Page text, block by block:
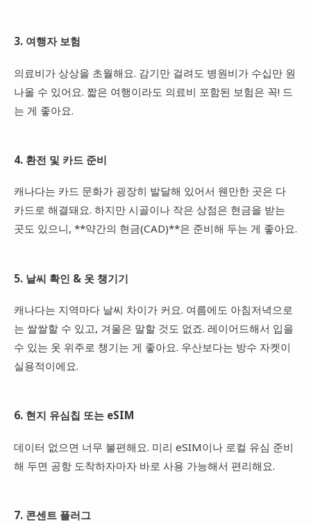
3. 여행자 보험
의료비가 상상을 초월해요. 감기만 걸려도 병원비가 수십만 원
나올 수 있어요. 짧은 여행이라도 의료비 포함된 보험은 꼭! 드
는 게 좋아요.
4. 환전 및 카드 준비
캐나다는 카드 문화가 굉장히 발달해 있어서 웬만한 곳은 다
카드로 해결돼요. 하지만 시골이나 작은 상점은 현금을 받는
곳도 있으니, **약간의 현금(CAD)**은 준비해 두는 게 좋아요.
5. 날씨 확인 & 옷 챙기기
캐나다는 지역마다 날씨 차이가 커요. 여름에도 아침저녁으로
는 쌀쌀할 수 있고, 겨울은 말할 것도 없죠. 레이어드해서 입을
수 있는 옷 위주로 챙기는 게 좋아요. 우산보다는 방수 자켓이
실용적이에요.
6. 현지 유심칩 또는 eSIM
데이터 없으면 너무 불편해요. 미리 eSIM이나 로컬 유심 준비
해 두면 공항 도착하자마자 바로 사용 가능해서 편리해요.
7. 콘센트 플러그